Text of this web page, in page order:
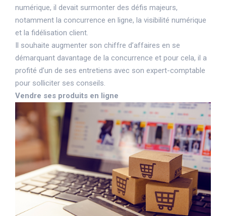
numérique, il devait surmonter des défis majeurs,
notamment la concurrence en ligne, la visibilité numérique
et la fidélisation client.
Il souhaite augmenter son chiffre d’affaires en se
démarquant davantage de la concurrence et pour cela, il a
profité d’un de ses entretiens avec son expert-comptable
pour solliciter ses conseils.
Vendre ses produits en ligne